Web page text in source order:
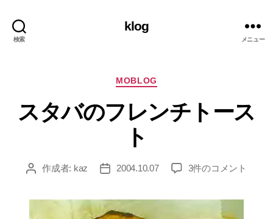
検索
klog
メニュー
カ
リ
ー
MOBLOG
スタバのフレンチトース
ト
投 作成者: kaz
投
2004.10.07
ス
3件のコメント